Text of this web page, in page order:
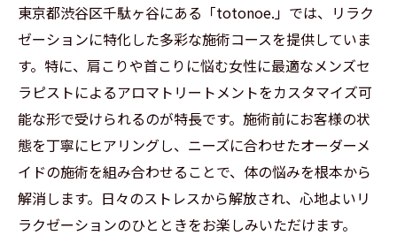
東京都渋谷区千駄ヶ谷にある「totonoe.」では、リラク
ゼーションに特化した多彩な施術コースを提供していま
す。特に、肩こりや首こりに悩む女性に最適なメンズセ
ラピストによるアロマトリートメントをカスタマイズ可
能な形で受けられるのが特長です。施術前にお客様の状
態を丁寧にヒアリングし、ニーズに合わせたオーダーメ
イドの施術を組み合わせることで、体の悩みを根本から
解消します。日々のストレスから解放され、心地よいリ
ラクゼーションのひとときをお楽しみいただけます。